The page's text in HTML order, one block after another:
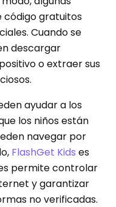
código gratuitos
Cuando se
descargar
o extraer sus
ayudar a los
los niños están
navegar por
FlashGet Kids es
permite controlar
y garantizar
no verificadas.